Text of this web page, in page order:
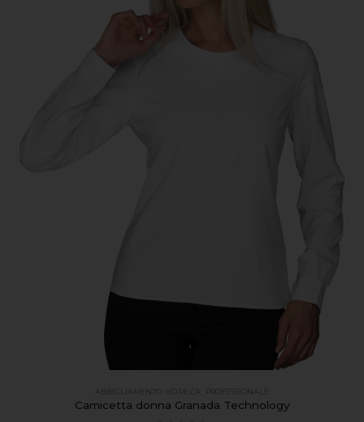
ABBIGLIAMENTO HO.RE.CA. PROFESSIONALE
Camicetta donna Granada Technology